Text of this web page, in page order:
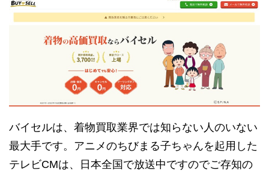
バイセルは、着物買取業界では知らない人のいない
最大手です。アニメのちびまる子ちゃんを起用した
テレビCMは、日本全国で放送中ですのでご存知の